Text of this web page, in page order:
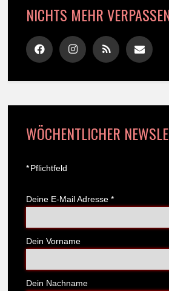
NICHTS MEHR
WÖCHENTLICHER
*Pflichtfeld
Deine E-Mail Adresse *
Dein Vorname
Dein Nachname